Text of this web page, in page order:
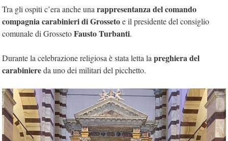
Tra gli ospiti c’era anche una rappresentanza del comando
compagnia carabinieri di Grossetoe il presidente del consiglio
comunale di GrossetoFausto Turbanti.
Durante la celebrazione religiosa è stata letta la preghiera del
carabiniereda uno dei militari del picchetto.